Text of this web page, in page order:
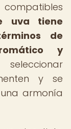
uva tiene
de
y
y se
armonía